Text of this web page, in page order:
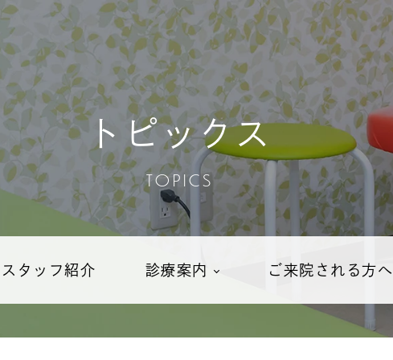
トピックス
TOPICS
タッフ紹介 診療案内 ご来院される方へ